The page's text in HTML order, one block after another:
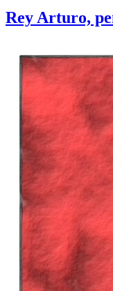
Rey Arturo,